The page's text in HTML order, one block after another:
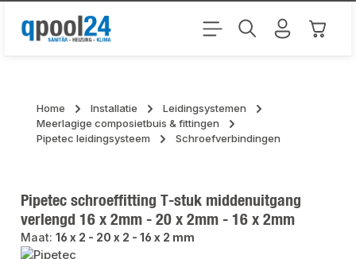
Ga naar de hoofdinhoud
Home Installatie
Leidingsystemen
Meerlagige composietbuis & fittingen
Pipetec leidingsysteem
Schroefverbindingen
Pipetec schroeffitting T-stuk middenuitgang
verlengd 16 x 2mm - 20 x 2mm - 16 x 2mm
Maat:16 x 2 - 20 x 2 - 16 x 2 mm